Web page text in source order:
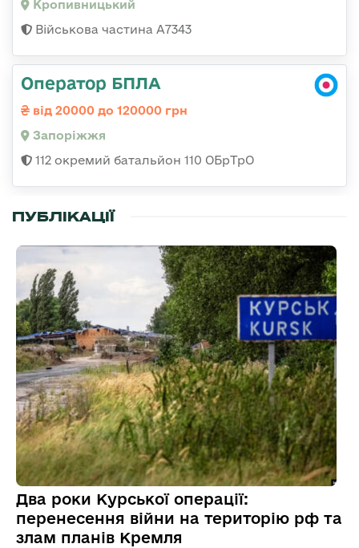
Кропивницький
Військова частина А7343
Оператор БПЛА
від 20000 до 120000 грн
Запоріжжя
112 окремий батальйон 110 ОБрТрО
ПУБЛІКАЦІЇ
Два роки Курської операції:
перенесення війни на територію рф та
злам планів Кремля